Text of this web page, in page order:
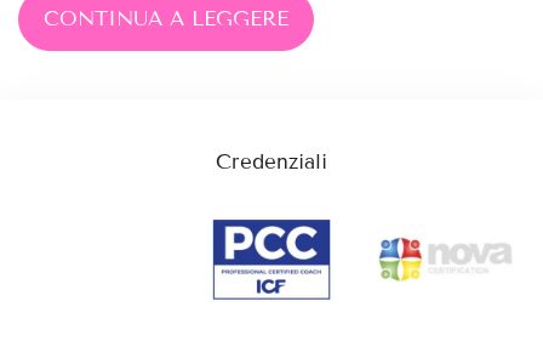
CONTINUA A LEGGERE
Credenziali